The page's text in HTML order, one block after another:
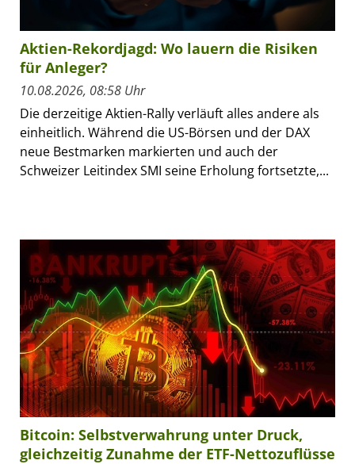
Aktien-Rekordjagd: Wo lauern die Risiken
für Anleger?
10.08.2026, 08:58 Uhr
Die derzeitige Aktien-Rally verläuft alles andere als
einheitlich. Während die US-Börsen und der DAX
neue Bestmarken markierten und auch der
Schweizer Leitindex SMI seine Erholung fortsetzte,...
Bitcoin: Selbstverwahrung unter Druck,
gleichzeitig Zunahme der ETF-Nettozuflüsse